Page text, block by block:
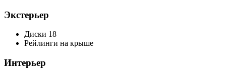
Экстерьер
Диски 18
Рейлинги на крыше
Интерьер